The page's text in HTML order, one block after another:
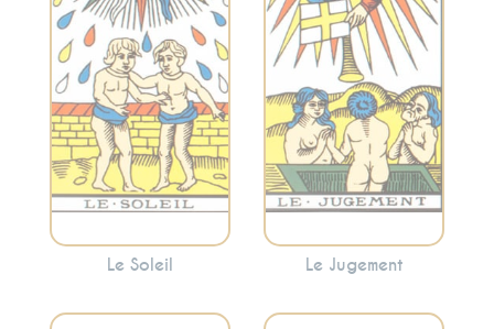
Soleil apporte une
énergie positive et
encourage à
embrasser la
lumière.
Le Soleil
Jugement peut
indiquer une
période de
réflexion et de
renaissance
personnelle.
Le Jugement